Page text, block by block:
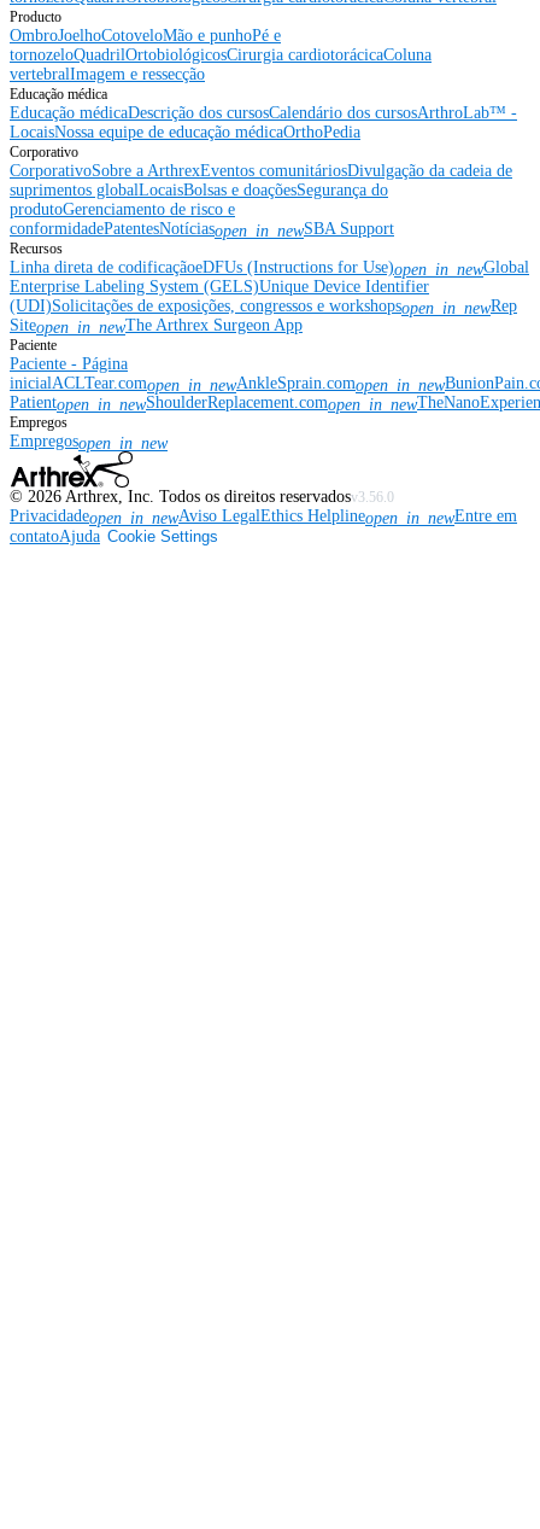
Producto
OmbroJoelhoCotoveloMão e punhoPé e
tornozeloQuadrilOrtobiológicosCirurgia cardiotorácicaColuna
vertebralImagem e ressecção
Educação médica
Educação médicaDescrição dos cursosCalendário dos cursosArthroLab™ -
LocaisNossa equipe de educação médicaOrthoPedia
Corporativo
CorporativoSobre a ArthrexEventos comunitáriosDivulgação da cadeia de
suprimentos globalLocaisBolsas e doaçõesSegurança do
produtoGerenciamento de risco e
conformidadePatentesNotíciasopen_in_newSBA Support
Recursos
Linha direta de codificaçãoeDFUs (Instructions for Use)open_in_newGlobal
Enterprise Labeling System (GELS)Unique Device Identifier
(UDI)Solicitações de exposições, congressos e workshopsopen_in_newRep
Siteopen_in_newThe Arthrex Surgeon App
Paciente
Paciente - Página
inicialACLTear.comopen_in_newAnkleSprain.comopen_in_new
Patientopen_in_newShoulderReplacement.comopen_in_new
Empregos
Empregosopen_in_new
© 2026 Arthrex, Inc. Todos os direitos reservadosv3.56.0
Privacidadeopen_in_newAviso LegalEthics Helplineopen_in_newEntre em
contatoAjuda Cookie Settings